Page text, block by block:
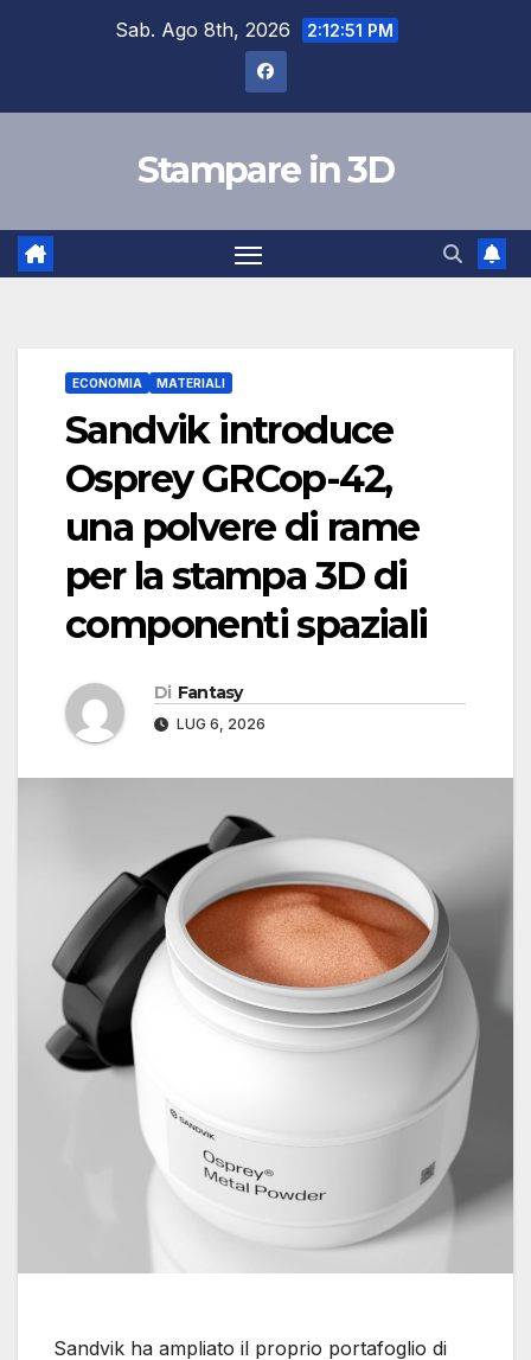
Sab. Ago 8th, 2026 2:12:52 PM
Stampare in 3D
ECONOMIA MATERIALI
Sandvik introduce
Osprey GRCop-42,
una polvere di rame
per la stampa 3D di
componenti spaziali
Di Fantasy
LUG 6, 2026
Sandvik ha ampliato il proprio portafoglio di